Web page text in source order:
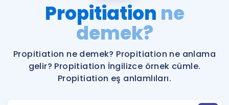
Şifremi Hatırlamıyorum
Katılımcı Görüşleri
Faydalı Araçlar
Ücretsiz Kaynaklar
İngilizce Gramer
Propitiation ne
demek?
Propitiation ne demek? Propitiation ne anlama
gelir? Propitiation İngilizce örnek cümle.
Propitiation eş anlamlıları.